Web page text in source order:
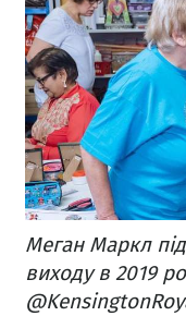
Меган Маркл
виходу в 2019